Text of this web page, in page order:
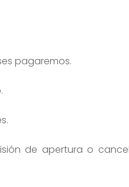
pagaremos.
de apertura o